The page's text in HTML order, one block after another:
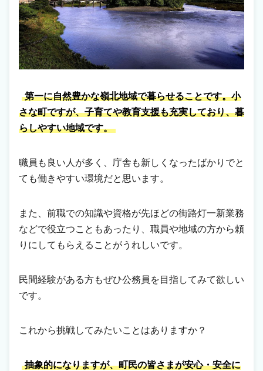
第一に自然豊かな嶺北地域で暮らせることです。小
さな町ですが、子育てや教育支援も充実しており、暮
らしやすい地域です。
職員も良い人が多く、庁舎も新しくなったばかりでと
ても働きやすい環境だと思います。
また、前職での知識や資格が先ほどの街路灯一新業務
などで役立つこともあったり、職員や地域の方から頼
りにしてもらえることがうれしいです。
民間経験がある方もぜひ公務員を目指してみて欲しい
です。
これから挑戦してみたいことはありますか？
抽象的になりますが、町民の皆さまが安心・安全に